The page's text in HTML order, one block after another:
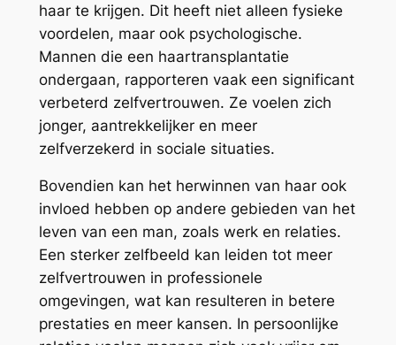
haar te krijgen. Dit heeft niet alleen fysieke
voordelen, maar ook psychologische.
Mannen die een haartransplantatie
ondergaan, rapporteren vaak een significant
verbeterd zelfvertrouwen. Ze voelen zich
jonger, aantrekkelijker en meer
zelfverzekerd in sociale situaties.
Bovendien kan het herwinnen van haar ook
invloed hebben op andere gebieden van het
leven van een man, zoals werk en relaties.
Een sterker zelfbeeld kan leiden tot meer
zelfvertrouwen in professionele
omgevingen, wat kan resulteren in betere
prestaties en meer kansen. In persoonlijke